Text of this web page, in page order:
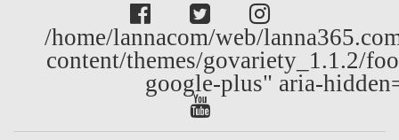
/home/lannacom/web/
content/themes/govariety_1.1.2/
google-plus" aria-